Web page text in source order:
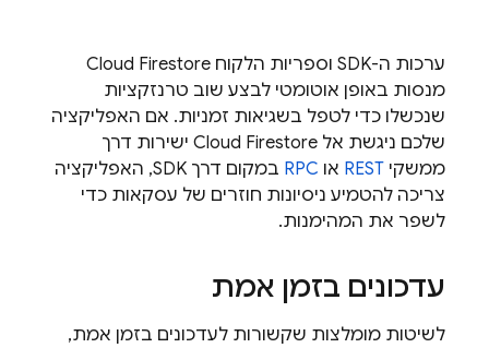
ערכות ה-SDK וספריות הלקוח
Cloud Firestore
מנסות באופן אוטומטי לבצע שוב טרנזקציות
שנכשלו כדי לטפל בשגיאות זמניות. אם האפליקציה
שלכם ניגשת אל Cloud Firestore ישירות דרך
ממשקי REST או RPC
במקום דרך SDK, האפליקציה
צריכה להטמיע ניסיונות חוזרים של עסקאות כדי
לשפר את המהימנות.
עדכונים בזמן אמת
לשיטות מומלצות שקשורות לעדכונים בזמן אמת,